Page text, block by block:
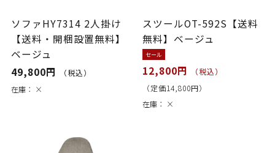
ソファHY7314 2人掛け
【送料・開梱設置無料】
ベージュ
49,800円
（税込）
在庫： ×
スツールOT-592S【送料
無料】ベージュ
セール
12,800円
（税込）
（定価14,800円）
在庫： ×